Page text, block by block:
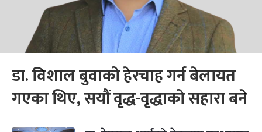
डा. विशाल बुवाको हेरचाह गर्न बेलायत
गएका थिए, सयौं वृद्ध-वृद्धाको सहारा बने